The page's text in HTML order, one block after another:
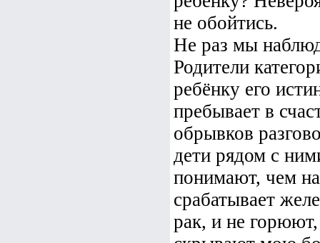
не обойтись.
Не раз мы
Родители
ребёнку его
пребывает в
обрывков
дети рядом с
понимают, чем
срабатывает
рак, и не